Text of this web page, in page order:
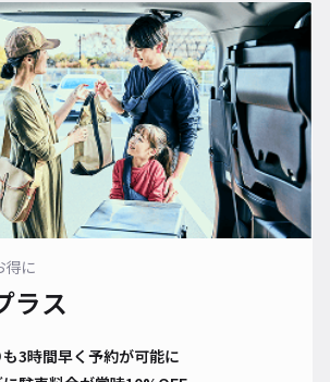
得に
ラス
3時間早く予約が可能に